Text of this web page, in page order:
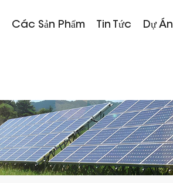
Các Sản Phẩm Tin Tức Dự Án